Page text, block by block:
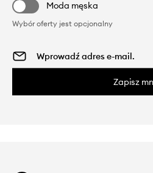
Moda męska
Wybór oferty jest opcjonalny
Zapisz